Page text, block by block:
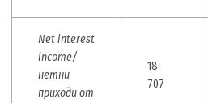
Net interest
income/
нетни
приходи от
18
707